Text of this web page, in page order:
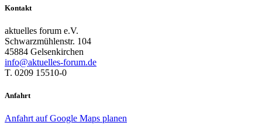
Kontakt
aktuelles forum e.V.
Schwarzmühlenstr. 104
45884 Gelsenkirchen
info@aktuelles-forum.de
T. 0209 15510-0
Anfahrt
Anfahrt auf Google Maps planen